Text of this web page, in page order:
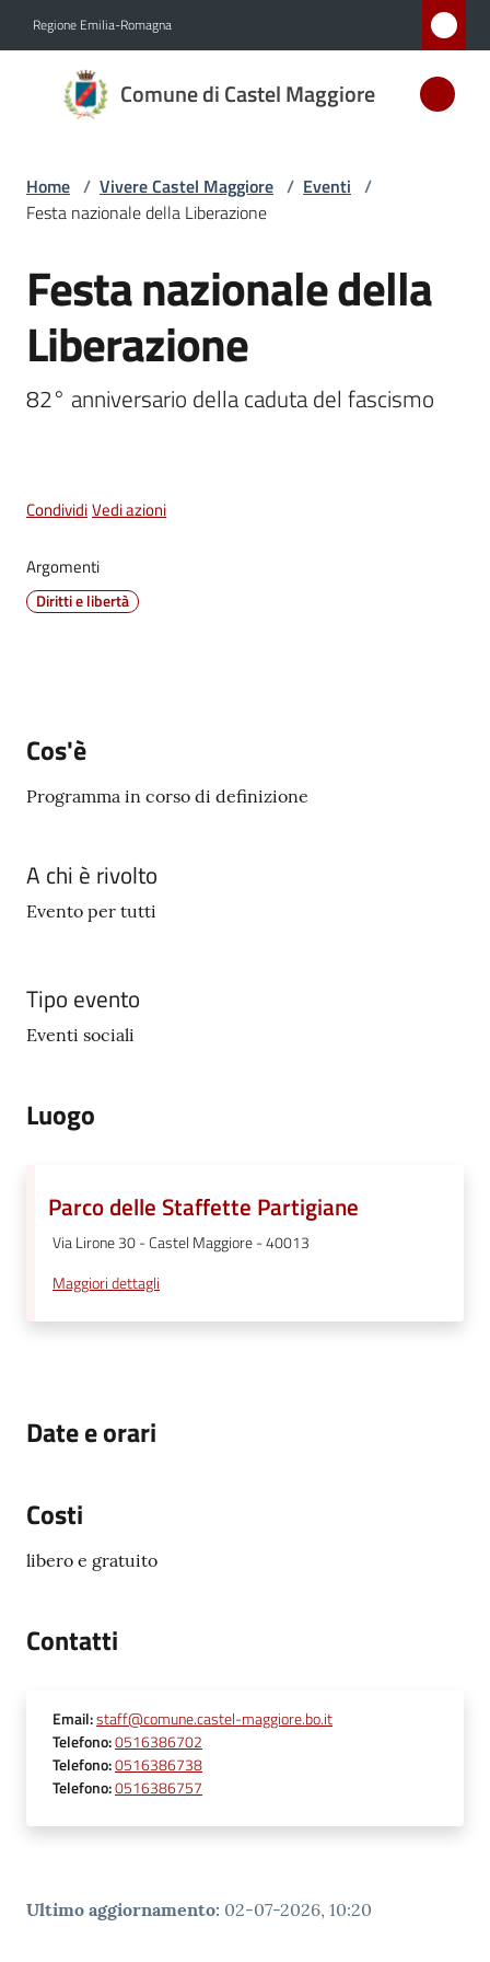
Regione Emilia-Romagna
Comune di Castel Maggiore
Comune
di Castel
D'ARGENTO
AL MERITO
Amministrazione
Novità
Vivere
Maggiore
Menu selezionato
Trasparente
Albo
Tutti
gli
Seguici
Home / Vivere Castel Maggiore / Eventi /
Festa nazionale della Liberazione
Salta al contenuto
Festa nazionale della
Liberazione
82° anniversario della caduta del fascismo
CondividiVedi azioni
Argomenti
Diritti e libertà
Cos'è
Programma in corso di definizione
A chi è rivolto
Evento per tutti
Tipo evento
Eventi sociali
Luogo
Parco delle Staffette Partigiane
Via Lirone 30 - Castel Maggiore - 40013
Maggiori dettagli
Date e orari
Costi
libero e gratuito
Contatti
Email:staff@comune.castel-maggiore.bo.it
Telefono:0516386702
Telefono:0516386738
Telefono:0516386757
Ultimo aggiornamento: 02-07-2026, 10:20